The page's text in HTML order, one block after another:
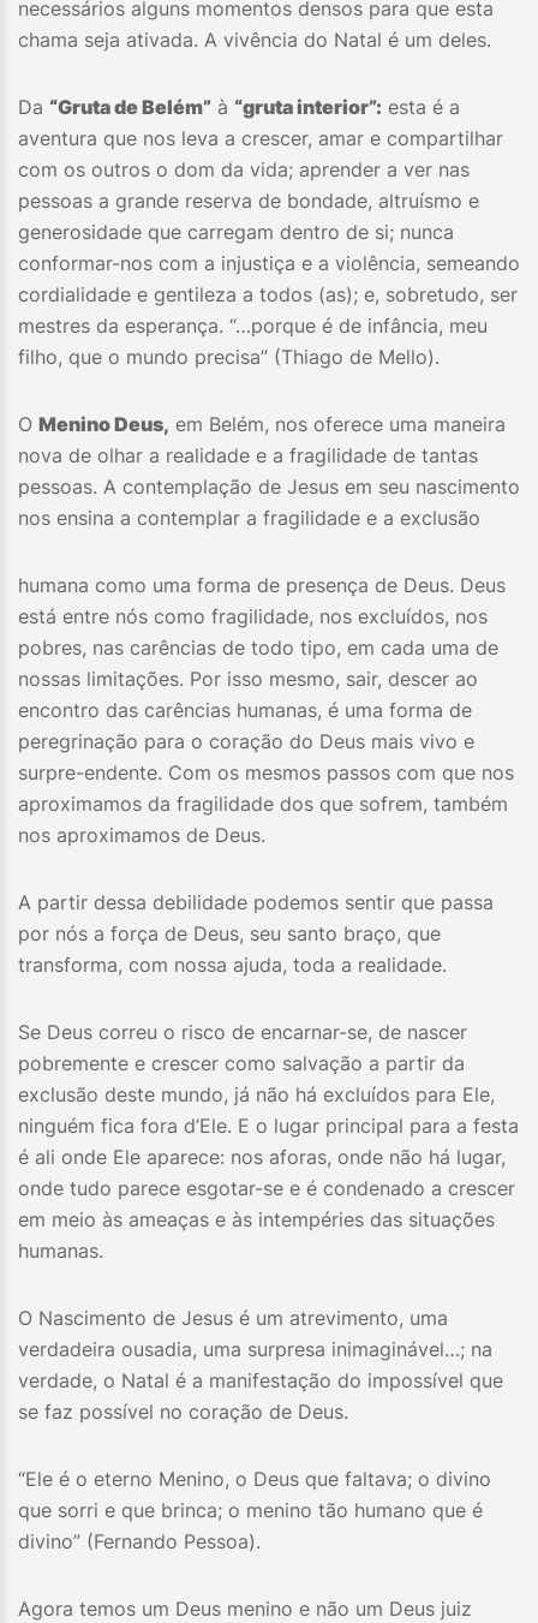
necessários alguns momentos densos para que esta
chama seja ativada. A vivência do Natal é um deles.
Da “Gruta de Belém” à “gruta interior”: esta é a
aventura que nos leva a crescer, amar e compartilhar
com os outros o dom da vida; aprender a ver nas
pessoas a grande reserva de bondade, altruísmo e
generosidade que carregam dentro de si; nunca
conformar-nos com a injustiça e a violência, semeando
cordialidade e gentileza a todos (as); e, sobretudo, ser
mestres da esperança. “…porque é de infância, meu
filho, que o mundo precisa” (Thiago de Mello).
O Menino Deus, em Belém, nos oferece uma maneira
nova de olhar a realidade e a fragilidade de tantas
pessoas. A contemplação de Jesus em seu nascimento
nos ensina a contemplar a fragilidade e a exclusão
humana como uma forma de presença de Deus. Deus
está entre nós como fragilidade, nos excluídos, nos
pobres, nas carências de todo tipo, em cada uma de
nossas limitações. Por isso mesmo, sair, descer ao
encontro das carências humanas, é uma forma de
peregrinação para o coração do Deus mais vivo e
surpre-endente. Com os mesmos passos com que nos
aproximamos da fragilidade dos que sofrem, também
nos aproximamos de Deus.
A partir dessa debilidade podemos sentir que passa
por nós a força de Deus, seu santo braço, que
transforma, com nossa ajuda, toda a realidade.
Se Deus correu o risco de encarnar-se, de nascer
pobremente e crescer como salvação a partir da
exclusão deste mundo, já não há excluídos para Ele,
ninguém fica fora d’Ele. E o lugar principal para a festa
é ali onde Ele aparece: nos aforas, onde não há lugar,
onde tudo parece esgotar-se e é condenado a crescer
em meio às ameaças e às intempéries das situações
humanas.
O Nascimento de Jesus é um atrevimento, uma
verdadeira ousadia, uma surpresa inimaginável…; na
verdade, o Natal é a manifestação do impossível que
se faz possível no coração de Deus.
“Ele é o eterno Menino, o Deus que faltava; o divino
que sorri e que brinca; o menino tão humano que é
divino” (Fernando Pessoa).
Agora temos um Deus menino e não um Deus juiz